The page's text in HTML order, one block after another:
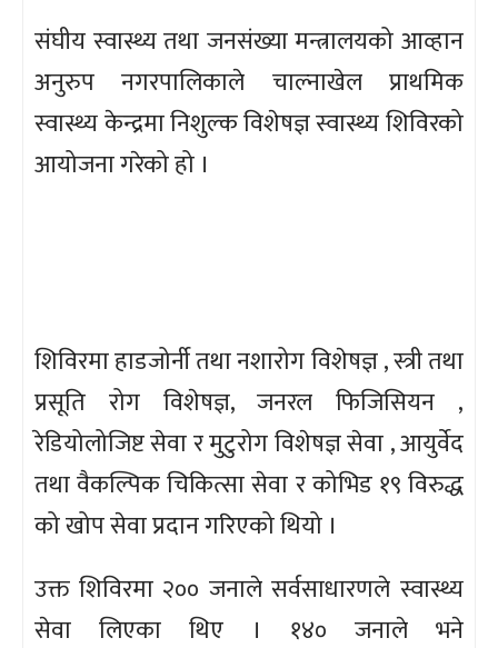
संघीय स्वास्थ्य तथा जनसंख्या मन्त्रालयको आव्हान
अनुरुप नगरपालिकाले चाल्नाखेल प्राथमिक
स्वास्थ्य केन्द्रमा निशुल्क विशेषज्ञ स्वास्थ्य शिविरको
आयोजना गरेको हो ।
शिविरमा हाडजोर्नी तथा नशारोग विशेषज्ञ , स्त्री तथा
प्रसूति रोग विशेषज्ञ, जनरल फिजिसियन ,
रेडियोलोजिष्ट सेवा र मुटुरोग विशेषज्ञ सेवा , आयुर्वेद
तथा वैकल्पिक चिकित्सा सेवा र कोभिड १९ विरुद्ध
को खोप सेवा प्रदान गरिएको थियो ।
उक्त शिविरमा २०० जनाले सर्वसाधारणले स्वास्थ्य
सेवा लिएका थिए । १४० जनाले भने